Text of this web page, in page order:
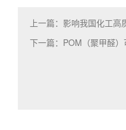
上一篇：影响我国化工
下一篇：POM（聚甲醛）